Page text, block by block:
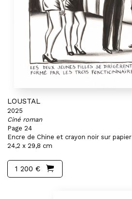
LOUSTAL
2025
Ciné roman
Page 24
Encre de Chine et crayon noir sur papier
24,2 x 29,8 cm
1 200 €